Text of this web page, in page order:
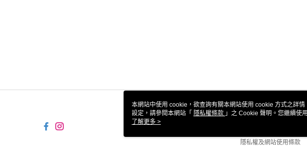
關於我們
隱私權及網站使用條款
本網站中使用 cookie，欲查詢有關本網站使用 cookie 方式之詳
設定，請參閱本網站「 隱私權條款 」之 Cookie 聲明。您繼續使
使用 cookie。
了解更多 >